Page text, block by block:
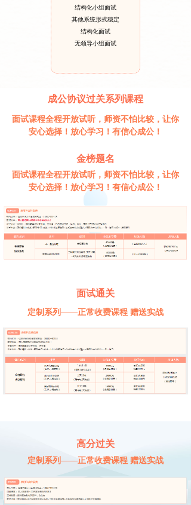
结构化小组面试
其他系统形式稳定
结构化面试
无领导小组面试
定制系列——正常收费课程 赠送实战
面试通关
定制系列——正常收费课程 赠送实战
高分过关
面试课程全程开放试听，师资不怕比较，让你
安心选择！放心学习！有信心成公！
面试课程全程开放试听，师资不怕比较，让你
安心选择！放心学习！有信心成公！
成公协议过关系列课程
金榜题名